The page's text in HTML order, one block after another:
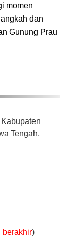
momen
dan
Gunung Prau
Kabupaten
Tengah,
berakhir)